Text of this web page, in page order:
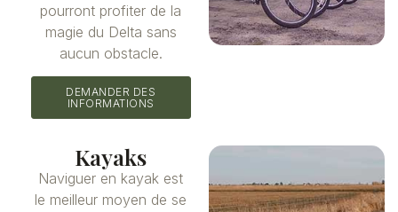
pourront profiter de la
magie du Delta sans
aucun obstacle.
DEMANDER DES
INFORMATIONS
Kayaks
Naviguer en kayak est
le meilleur moyen de se